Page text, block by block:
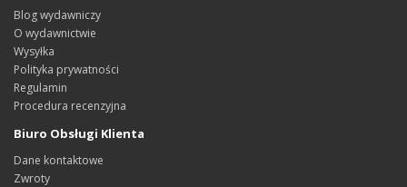
Blog wydawniczy
O wydawnictwie
Wysyłka
Polityka prywatności
Regulamin
Procedura recenzyjna
Biuro Obsługi Klienta
Dane kontaktowe
Zwroty